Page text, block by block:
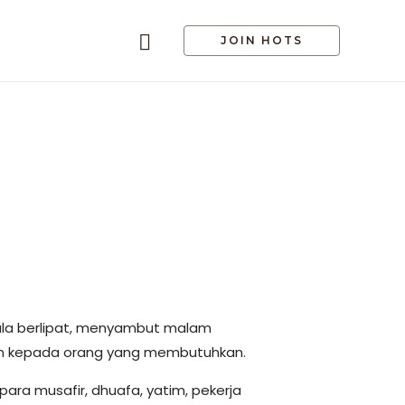
JOIN HOTS
berlipat, menyambut malam
kepada orang yang membutuhkan.
musafir, dhuafa, yatim, pekerja